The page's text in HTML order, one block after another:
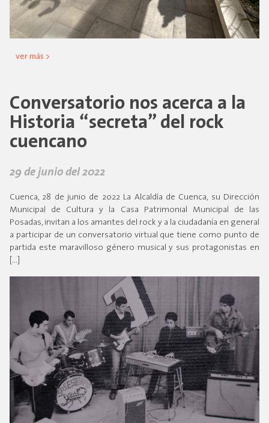
ver más >
Conversatorio nos acerca a la
Historia “secreta” del rock
cuencano
29 de junio del 2022
Cuenca, 28 de junio de 2022 La Alcaldía de Cuenca, su Dirección
Municipal de Cultura y la Casa Patrimonial Municipal de las
Posadas, invitan a los amantes del rock y a la ciudadanía en general
a participar de un conversatorio virtual que tiene como punto de
partida este maravilloso género musical y sus protagonistas en
[…]